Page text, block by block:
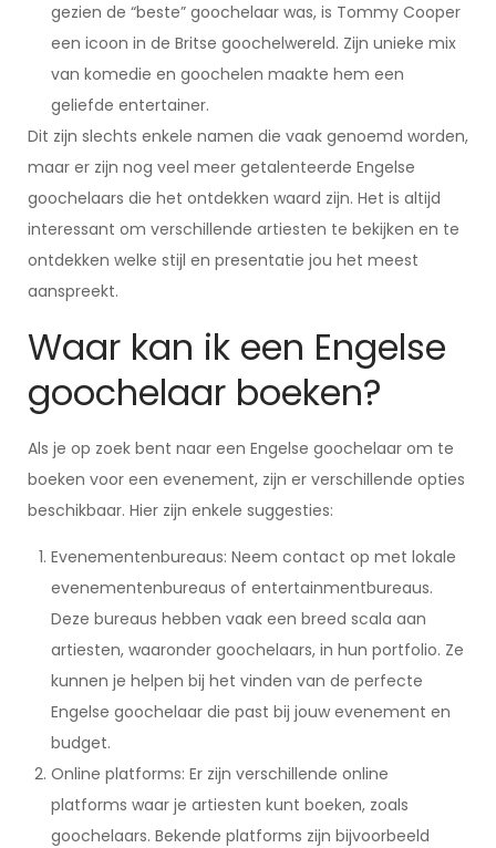
gezien de “beste” goochelaar was, is Tommy Cooper
een icoon in de Britse goochelwereld. Zijn unieke mix
van komedie en goochelen maakte hem een
geliefde entertainer.
Dit zijn slechts enkele namen die vaak genoemd worden,
maar er zijn nog veel meer getalenteerde Engelse
goochelaars die het ontdekken waard zijn. Het is altijd
interessant om verschillende artiesten te bekijken en te
ontdekken welke stijl en presentatie jou het meest
aanspreekt.
Waar kan ik een Engelse
goochelaar boeken?
Als je op zoek bent naar een Engelse goochelaar om te
boeken voor een evenement, zijn er verschillende opties
beschikbaar. Hier zijn enkele suggesties:
Evenementenbureaus: Neem contact op met lokale
evenementenbureaus of entertainmentbureaus.
Deze bureaus hebben vaak een breed scala aan
artiesten, waaronder goochelaars, in hun portfolio. Ze
kunnen je helpen bij het vinden van de perfecte
Engelse goochelaar die past bij jouw evenement en
budget.
Online platforms: Er zijn verschillende online
platforms waar je artiesten kunt boeken, zoals
goochelaars. Bekende platforms zijn bijvoorbeeld